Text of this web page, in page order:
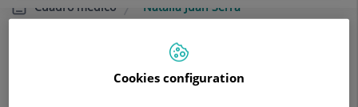
Cuadro médico Natalia Juan Serra
Cookies configuration